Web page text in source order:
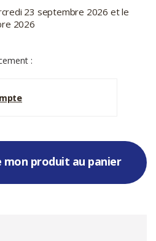
23 septembre 2026 et le
2026
:
mon produit au panier